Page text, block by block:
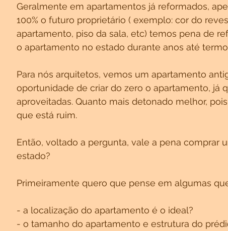
Geralmente em apartamentos já reformados,
100% o futuro proprietário ( exemplo: cor do
apartamento, piso da sala, etc) temos pena de
o apartamento no estado durante anos até
Para nós arquitetos, vemos um apartamento
oportunidade de criar do zero o apartamento, já
aproveitadas. Quanto mais detonado melhor,
que está ruim.
Então, voltado a pergunta, vale a pena comprar
estado?
Primeiramente quero que pense em algumas
- a localização do apartamento é o ideal?
- o tamanho do apartamento e estrutura do